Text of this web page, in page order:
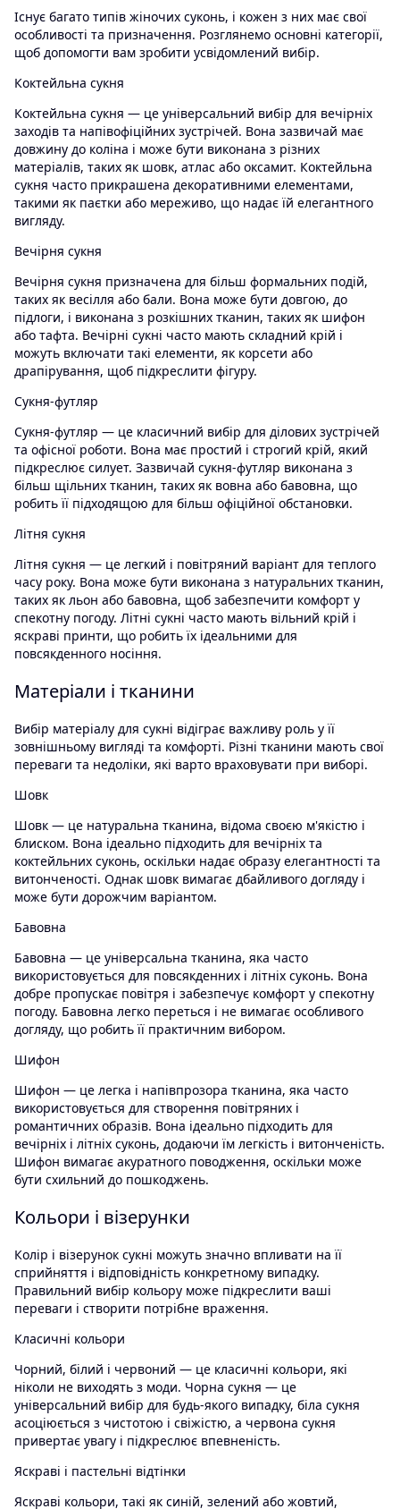
Існує багато типів жіночих суконь, і кожен з них має свої
особливості та призначення. Розглянемо основні категорії,
щоб допомогти вам зробити усвідомлений вибір.
Коктейльна сукня
Коктейльна сукня — це універсальний вибір для вечірніх
заходів та напівофіційних зустрічей. Вона зазвичай має
довжину до коліна і може бути виконана з різних
матеріалів, таких як шовк, атлас або оксамит. Коктейльна
сукня часто прикрашена декоративними елементами,
такими як паєтки або мереживо, що надає їй елегантного
вигляду.
Вечірня сукня
Вечірня сукня призначена для більш формальних подій,
таких як весілля або бали. Вона може бути довгою, до
підлоги, і виконана з розкішних тканин, таких як шифон
або тафта. Вечірні сукні часто мають складний крій і
можуть включати такі елементи, як корсети або
драпірування, щоб підкреслити фігуру.
Сукня-футляр
Сукня-футляр — це класичний вибір для ділових зустрічей
та офісної роботи. Вона має простий і строгий крій, який
підкреслює силует. Зазвичай сукня-футляр виконана з
більш щільних тканин, таких як вовна або бавовна, що
робить її підходящою для більш офіційної обстановки.
Літня сукня
Літня сукня — це легкий і повітряний варіант для теплого
часу року. Вона може бути виконана з натуральних тканин,
таких як льон або бавовна, щоб забезпечити комфорт у
спекотну погоду. Літні сукні часто мають вільний крій і
яскраві принти, що робить їх ідеальними для
повсякденного носіння.
Матеріали і тканини
Вибір матеріалу для сукні відіграє важливу роль у її
зовнішньому вигляді та комфорті. Різні тканини мають свої
переваги та недоліки, які варто враховувати при виборі.
Шовк
Шовк — це натуральна тканина, відома своєю м'якістю і
блиском. Вона ідеально підходить для вечірніх та
коктейльних суконь, оскільки надає образу елегантності та
витонченості. Однак шовк вимагає дбайливого догляду і
може бути дорожчим варіантом.
Бавовна
Бавовна — це універсальна тканина, яка часто
використовується для повсякденних і літніх суконь. Вона
добре пропускає повітря і забезпечує комфорт у спекотну
погоду. Бавовна легко переться і не вимагає особливого
догляду, що робить її практичним вибором.
Шифон
Шифон — це легка і напівпрозора тканина, яка часто
використовується для створення повітряних і
романтичних образів. Вона ідеально підходить для
вечірніх і літніх суконь, додаючи їм легкість і витонченість.
Шифон вимагає акуратного поводження, оскільки може
бути схильний до пошкоджень.
Кольори і візерунки
Колір і візерунок сукні можуть значно впливати на її
сприйняття і відповідність конкретному випадку.
Правильний вибір кольору може підкреслити ваші
переваги і створити потрібне враження.
Класичні кольори
Чорний, білий і червоний — це класичні кольори, які
ніколи не виходять з моди. Чорна сукня — це
універсальний вибір для будь-якого випадку, біла сукня
асоціюється з чистотою і свіжістю, а червона сукня
привертає увагу і підкреслює впевненість.
Яскраві і пастельні відтінки
Яскраві кольори, такі як синій, зелений або жовтий,